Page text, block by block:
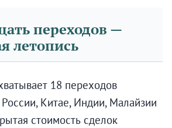
переходов —
летопись
18 переходов
Китае, Индии, Малайзии
стоимость сделок